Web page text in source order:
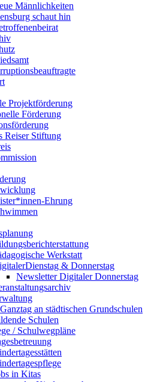
Männlichkeiten
schaut hin
Projektförderung
Förderung
Reiser Stiftung
Ehrung
Werkstatt
& Donnerstag
Newsletter Digitaler Donnerstag
an städtischen Grundschulen
Schulen
/ Schulwegpläne
in Kitas